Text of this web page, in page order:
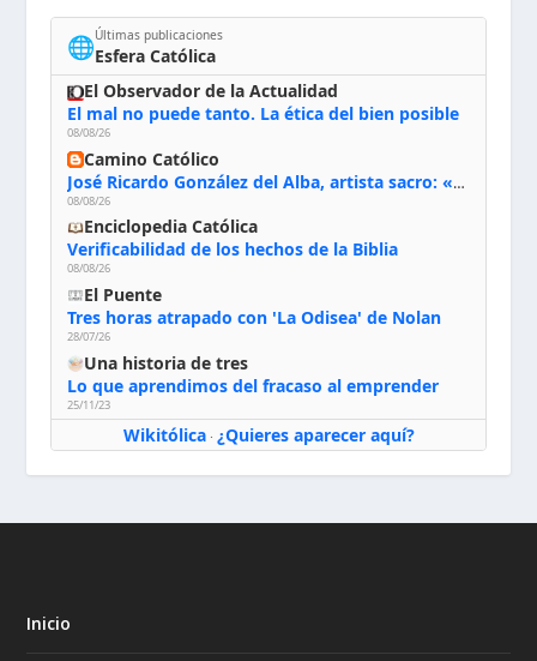
🌐Últimas publicaciones
Esfera Católica
El Observador de la Actualidad
El mal no puede tanto. La ética del bien posible
08/08/26
Camino Católico
José Ricardo González del Alba, artista sacro: «Yo oro, hablo con Dios, le pido al Espíritu Santo su inspiración y siempre pinto rezando el rosario para que sea Él quien actúe a través de mis manos»
08/08/26
Enciclopedia Católica
Verificabilidad de los hechos de la Biblia
08/08/26
El Puente
Tres horas atrapado con 'La Odisea' de Nolan
28/07/26
Una historia de tres
Lo que aprendimos del fracaso al emprender
25/11/23
Wikitólica· ¿Quieres aparecer aquí?
Inicio